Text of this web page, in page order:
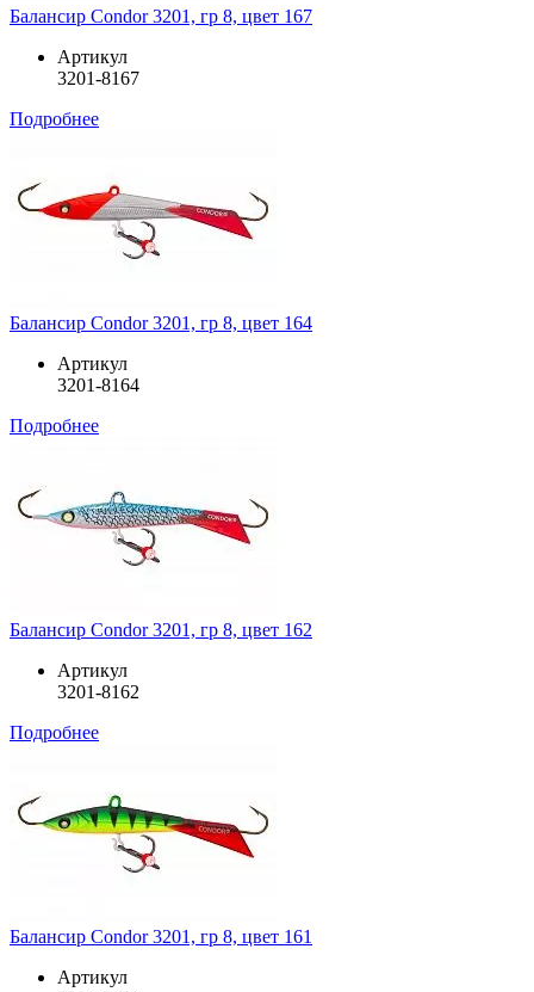
Балансир Condor 3201, гр 8, цвет 167
Артикул
3201-8167
Подробнее
Балансир Condor 3201, гр 8, цвет 164
Артикул
3201-8164
Подробнее
Балансир Condor 3201, гр 8, цвет 162
Артикул
3201-8162
Подробнее
Балансир Condor 3201, гр 8, цвет 161
Артикул